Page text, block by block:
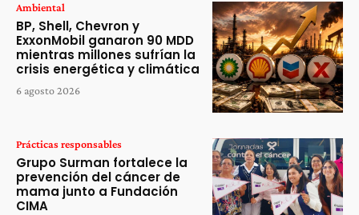
Ambiental
BP, Shell, Chevron y
ExxonMobil ganaron 90 MDD
mientras millones sufrían la
crisis energética y climática
6 agosto 2026
Prácticas responsables
Grupo Surman fortalece la
prevención del cáncer de
mama junto a Fundación
CIMA